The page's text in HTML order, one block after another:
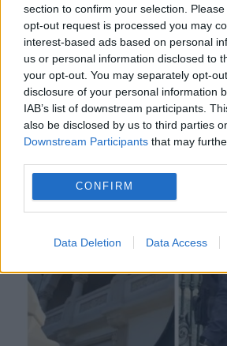
section to confirm your selection.
opt-out request is processed you may
interest-based ads based on personal
us or personal information disclosed to
your opt-out. You may separately opt-
disclosure of your personal information
IAB’s list of downstream participants.
also be disclosed by us to third parties
Downstream Participants that may
CONFIRM
Data Deletion Data Access
POLITICA
Nicușor Dan: Holocaustul
capitol insuficient cunoscut.
Europeană de Comemorare
Romilor